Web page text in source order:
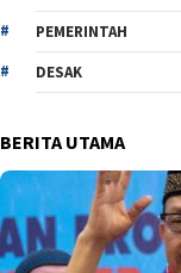
PEMERINTAH
DESAK
BERITA UTAMA